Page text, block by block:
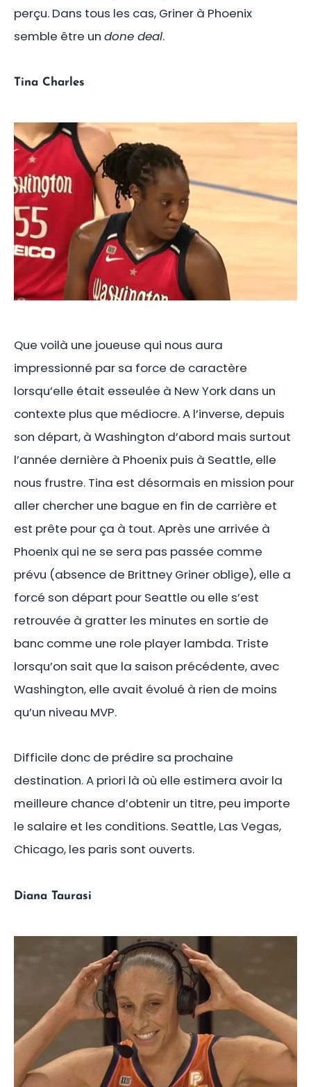
perçu. Dans tous les cas, Griner à Phoenix
semble être un done deal.
Tina Charles
Que voilà une joueuse qui nous aura
impressionné par sa force de caractère
lorsqu’elle était esseulée à New York dans un
contexte plus que médiocre. A l’inverse, depuis
son départ, à Washington d’abord mais surtout
l’année dernière à Phoenix puis à Seattle, elle
nous frustre. Tina est désormais en mission pour
aller chercher une bague en fin de carrière et
est prête pour ça à tout. Après une arrivée à
Phoenix qui ne se sera pas passée comme
prévu (absence de Brittney Griner oblige), elle a
forcé son départ pour Seattle ou elle s’est
retrouvée à gratter les minutes en sortie de
banc comme une role player lambda. Triste
lorsqu’on sait que la saison précédente, avec
Washington, elle avait évolué à rien de moins
qu’un niveau MVP.
Difficile donc de prédire sa prochaine
destination. A priori là où elle estimera avoir la
meilleure chance d’obtenir un titre, peu importe
le salaire et les conditions. Seattle, Las Vegas,
Chicago, les paris sont ouverts.
Diana Taurasi